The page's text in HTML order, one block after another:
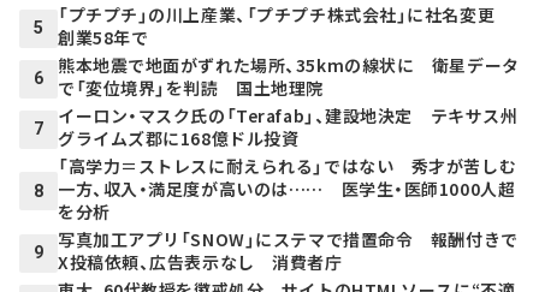
5
「プチプチ」の川上産業、「プチプチ株式会社」に社名変更
創業58年で
6
熊本地震で地面がずれた場所、35kmの線状に 衛星データ
で「変位境界」を判読 国土地理院
7
イーロン・マスク氏の「Terafab」、建設地決定 テキサス州
グライムズ郡に168億ドル投資
8
「高学力＝ストレスに耐えられる」ではない 秀才が苦しむ
一方、収入・満足度が高いのは…… 医学生・医師1000人超
を分析
9
写真加工アプリ「SNOW」にステマで措置命令 報酬付きで
X投稿依頼、広告表示なし 消費者庁